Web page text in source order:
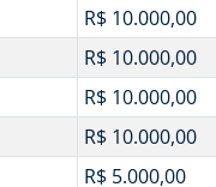
R$ 10.000,00
R$ 10.000,00
R$ 10.000,00
R$ 10.000,00
R$ 5.000,00